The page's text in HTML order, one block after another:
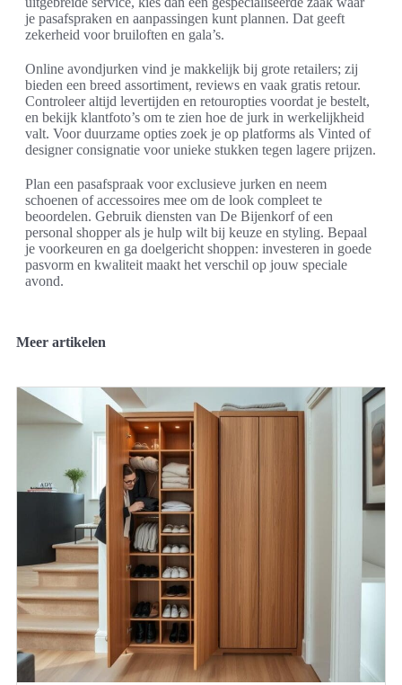
je pasafspraken en aanpassingen kunt plannen. Dat geeft
zekerheid voor bruiloften en gala’s.
Online avondjurken vind je makkelijk bij grote retailers; zij
bieden een breed assortiment, reviews en vaak gratis retour.
Controleer altijd levertijden en retouropties voordat je bestelt,
en bekijk klantfoto’s om te zien hoe de jurk in werkelijkheid
valt. Voor duurzame opties zoek je op platforms als Vinted of
designer consignatie voor unieke stukken tegen lagere prijzen.
Plan een pasafspraak voor exclusieve jurken en neem
schoenen of accessoires mee om de look compleet te
beoordelen. Gebruik diensten van De Bijenkorf of een
personal shopper als je hulp wilt bij keuze en styling. Bepaal
je voorkeuren en ga doelgericht shoppen: investeren in goede
pasvorm en kwaliteit maakt het verschil op jouw speciale
avond.
Meer artikelen